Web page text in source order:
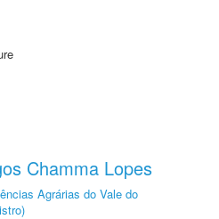
Chamma Lopes
Agrárias do Vale do